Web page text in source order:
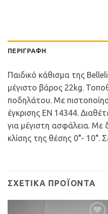
ΠΕΡΙΓΡΑΦΉ
Παιδικό κάθισμα της
μέγιστο βάρος 22kg.
ποδηλάτου. Με
έγκρισης ΕΝ 14344.
για μέγιστη ασφάλεια.
κλίσης της θέσης 0°- 10°.
ΣΧΕΤΙΚΆ ΠΡΟΪΌΝΤΑ